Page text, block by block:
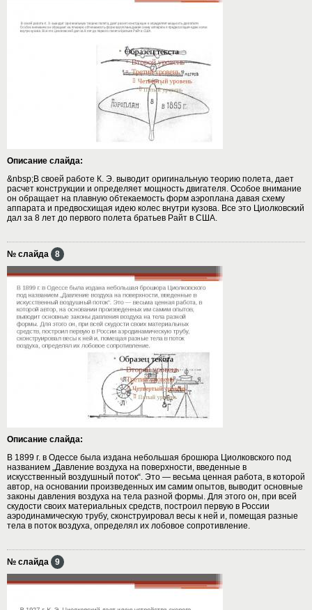
Описание слайда:
&nbsp;В своей работе К. Э. выводит оригинальную теорию полета, дает
расчет конструкции и определяет мощность двигателя. Особое внимание
он обращает на плавную обтекаемость форм аэроплана давая схему
аппарата и предвосхищая идею колес внутри кузова. Все это Циолковский
дал за 8 лет до первого полета братьев Райт в США.
№ слайда 8
Описание слайда:
В 1899 г. в Одессе была издана небольшая брошюра Циолковского под
названием „Давление воздуха на поверхности, введенные в
искусственный воздушный поток“. Это — весьма ценная работа, в которой
автор, на основании произведенных им самим опытов, выводит основные
законы давления воздуха на тела разной формы. Для этого он, при всей
скудости своих материальных средств, построил первую в России
аэродинамическую трубу, сконструировал весы к ней и, помещая разные
тела в поток воздуха, определял их лобовое сопротивление.
№ слайда 9